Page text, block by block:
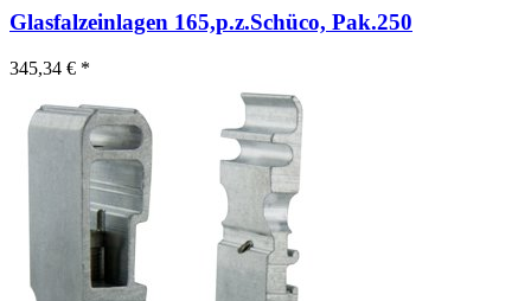
Glasfalzeinlagen 165,p.z.Schüco, Pak.250
345,34 € *